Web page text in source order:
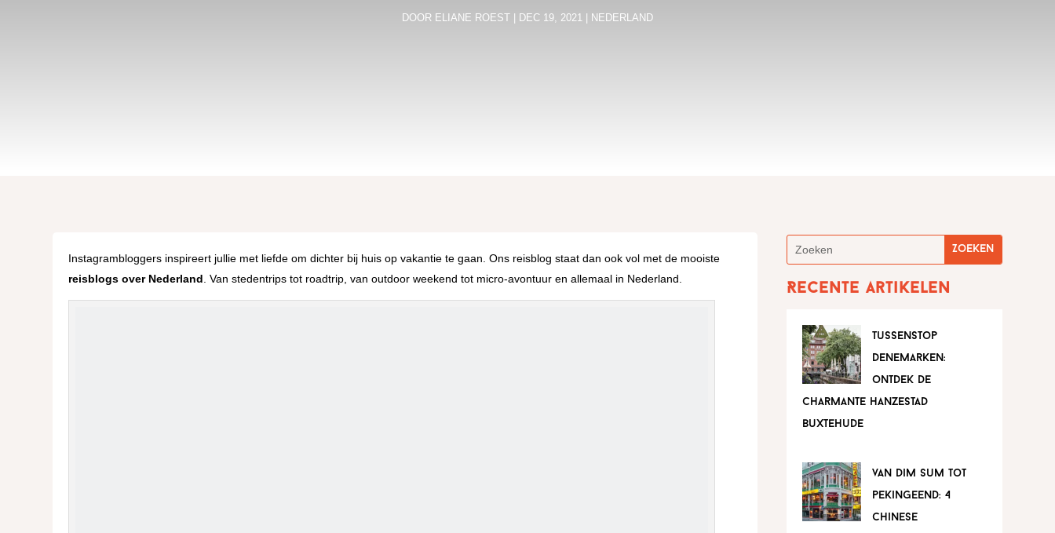
DOOR ELIANE ROEST DEC 19, 2021 NEDERLAND
Instagrambloggers inspireert jullie met liefde om dichter bij huis op vakantie te gaan. Ons reisblog staat dan ook vol met de mooiste
reisblogs over Nederland . Van stedentrips tot roadtrip, van outdoor weekend tot micro-avontuur en allemaal in Nederland.
Recente artikelen
tussenstop
denemarken:
ontdek de
charmante hanzestad
buxtehude
van dim sum tot
pekingeend: 4
chinese